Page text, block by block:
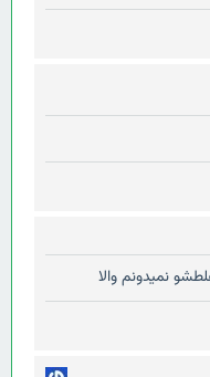
نمیدونم والا